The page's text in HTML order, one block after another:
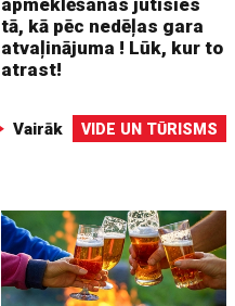
tā, kā pēc nedēļas gara
atvaļinājuma ! Lūk, kur to
atrast!
Vairāk VIDE UN TŪRISMS